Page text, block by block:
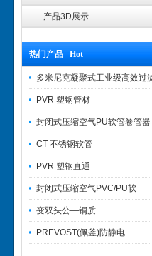
产品3D展示
热门产品 Hot
多米尼克凝聚式工业级高效过
PVR 塑钢管材
封闭式压缩空气PU软管卷管器
CT 不锈钢软管
PVR 塑钢直通
封闭式压缩空气PVC/PU软
变双头公—铜质
PREVOST(佩釜)防静电